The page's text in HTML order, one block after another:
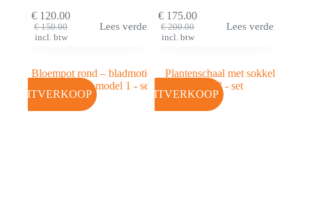
€150.00
€ 120.00
incl. btw
Lees verder €200.00
€ 175.00
incl. btw
Lees verder
UITVERKOOP UITVERKOOP